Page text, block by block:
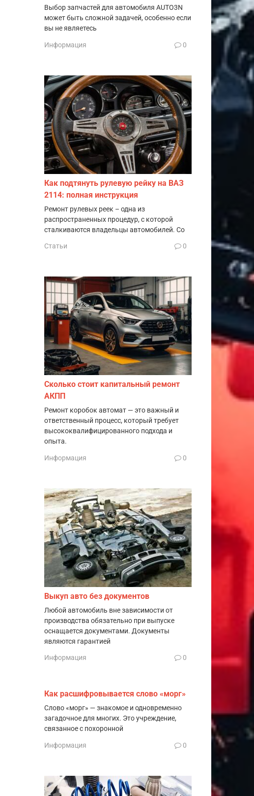
Выбор запчастей для автомобиля AUTO3N
может быть сложной задачей, особенно если
вы не являетесь
Информация 0
Как подтянуть рулевую рейку на ВАЗ
2114: полная инструкция
Ремонт рулевых реек – одна из
распространенных процедур, с которой
сталкиваются владельцы автомобилей. Со
Статьи 0
Сколько стоит капитальный ремонт
АКПП
Ремонт коробок автомат — это важный и
ответственный процесс, который требует
высококвалифицированного подхода и
опыта.
Информация 0
Выкуп авто без документов
Любой автомобиль вне зависимости от
производства обязательно при выпуске
оснащается документами. Документы
являются гарантией
Информация 0
Как расшифровывается слово «морг»
Слово «морг» — знакомое и одновременно
загадочное для многих. Это учреждение,
связанное с похоронной
Информация 0